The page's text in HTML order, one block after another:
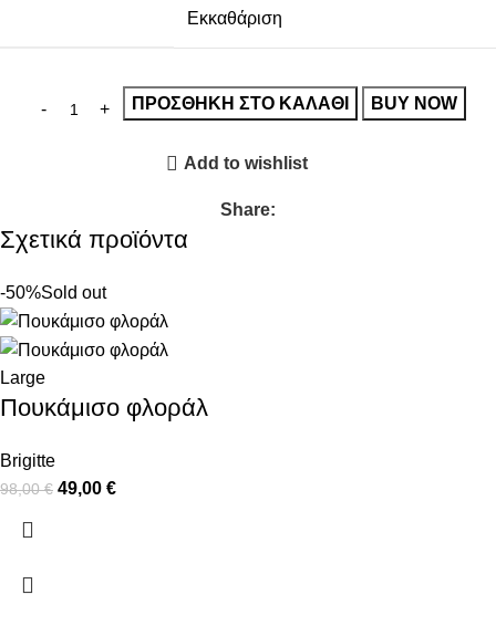
Εκκαθάριση
ΠΡΟΣΘΉΚΗ ΣΤΟ ΚΑΛΆΘΙ BUY NOW
Add to wishlist
Share:
Σχετικά προϊόντα
-50%Sold out
Large
Πουκάμισο φλοράλ
Brigitte
98,00€ 49,00 €